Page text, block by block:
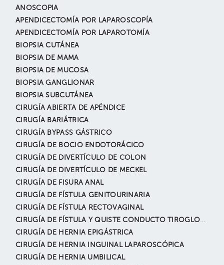
ANOSCOPIA
APENDICECTOMÍA POR LAPAROSCOPÍA
APENDICECTOMÍA POR LAPAROTOMÍA
BIOPSIA CUTÁNEA
BIOPSIA DE MAMA
BIOPSIA DE MUCOSA
BIOPSIA GANGLIONAR
BIOPSIA SUBCUTÁNEA
CIRUGÍA ABIERTA DE APÉNDICE
CIRUGÍA BARIÁTRICA
CIRUGÍA BYPASS GÁSTRICO
CIRUGÍA DE BOCIO ENDOTORÁCICO
CIRUGÍA DE DIVERTÍCULO DE COLON
CIRUGÍA DE DIVERTÍCULO DE MECKEL
CIRUGÍA DE FISURA ANAL
CIRUGÍA DE FÍSTULA GENITOURINARIA
CIRUGÍA DE FÍSTULA RECTOVAGINAL
CIRUGÍA DE FÍSTULA Y QUISTE CONDUCTO TIROGLOSO
CIRUGÍA DE HERNIA EPIGÁSTRICA
CIRUGÍA DE HERNIA INGUINAL LAPAROSCÓPICA
CIRUGÍA DE HERNIA UMBILICAL